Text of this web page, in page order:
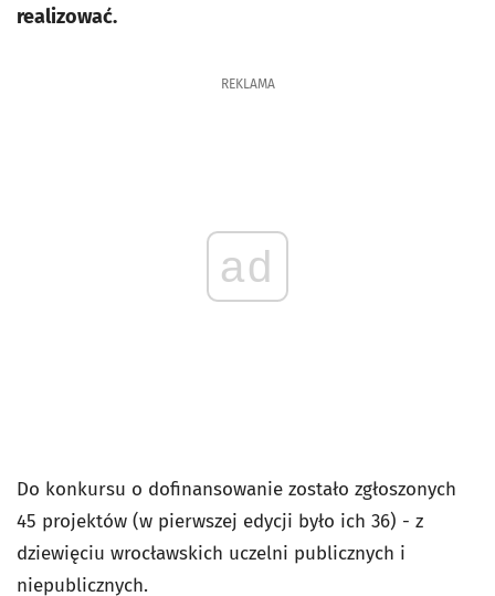
realizować.
REKLAMA
ad
Do konkursu o dofinansowanie zostało zgłoszonych
45 projektów (w pierwszej edycji było ich 36) - z
dziewięciu wrocławskich uczelni publicznych i
niepublicznych.